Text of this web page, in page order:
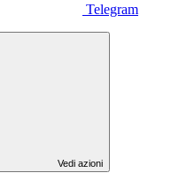
Telegram
Vedi azioni